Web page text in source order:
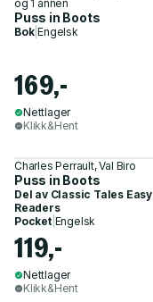
og 1 annen
Puss in Boots
Bok|Engelsk
169,-
Nettlager
Klikk&Hent
Charles Perrault, Val Biro
Puss in Boots
Del av Classic Tales Easy
Readers
Pocket| Engelsk
119,-
Nettlager
Klikk&Hent